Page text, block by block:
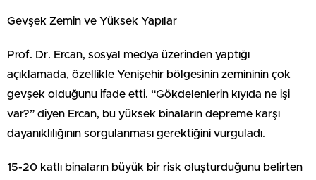
Gevşek Zemin ve Yüksek Yapılar
Prof. Dr. Ercan, sosyal medya üzerinden yaptığı
açıklamada, özellikle Yenişehir bölgesinin zemininin çok
gevşek olduğunu ifade etti. “Gökdelenlerin kıyıda ne işi
var?” diyen Ercan, bu yüksek binaların depreme karşı
dayanıklılığının sorgulanması gerektiğini vurguladı.
15-20 katlı binaların büyük bir risk oluşturduğunu belirten